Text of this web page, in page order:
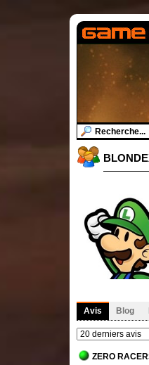
Avis Blog
ZERO